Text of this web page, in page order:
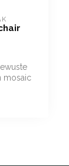
mosaic